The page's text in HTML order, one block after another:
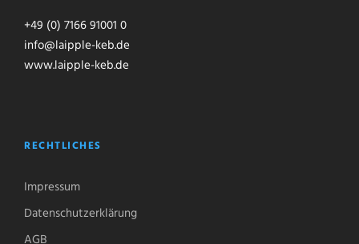
+49 (0) 7166 91001 0
info@laipple-keb.de
www.laipple-keb.de
RECHTLICHES
Impressum
Datenschutzerklärung
AGB